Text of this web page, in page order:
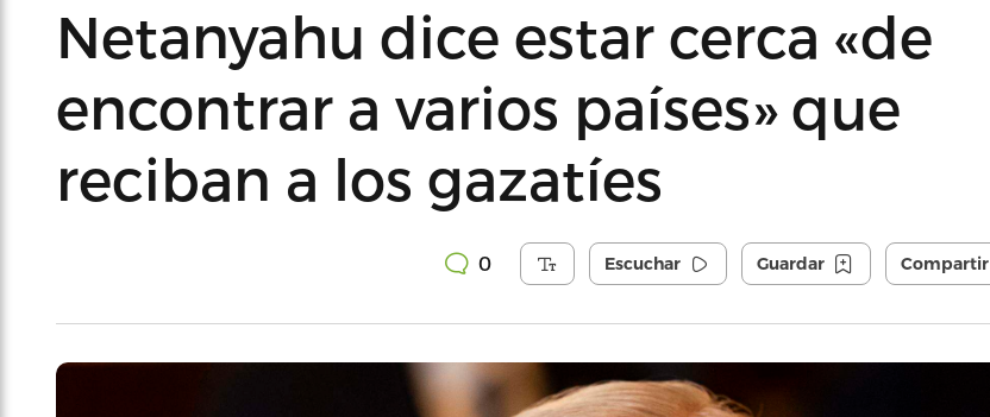
Netanyahu dice estar cerca «de
encontrar a varios países» que
reciban a los gazatíes
0 Escuchar Guardar Compartir